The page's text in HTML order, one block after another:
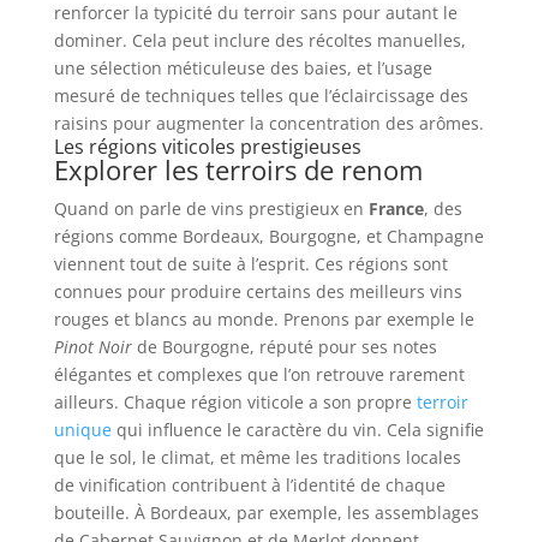
renforcer la typicité du terroir sans pour autant le
dominer. Cela peut inclure des récoltes manuelles,
une sélection méticuleuse des baies, et l’usage
mesuré de techniques telles que l’éclaircissage des
raisins pour augmenter la concentration des arômes.
Les régions viticoles prestigieuses
Explorer les terroirs de renom
Quand on parle de vins prestigieux en France, des
régions comme Bordeaux, Bourgogne, et Champagne
viennent tout de suite à l’esprit. Ces régions sont
connues pour produire certains des meilleurs vins
rouges et blancs au monde. Prenons par exemple le
Pinot Noirde Bourgogne, réputé pour ses notes
élégantes et complexes que l’on retrouve rarement
ailleurs. Chaque région viticole a son propre terroir
uniquequi influence le caractère du vin. Cela signifie
que le sol, le climat, et même les traditions locales
de vinification contribuent à l’identité de chaque
bouteille. À Bordeaux, par exemple, les assemblages